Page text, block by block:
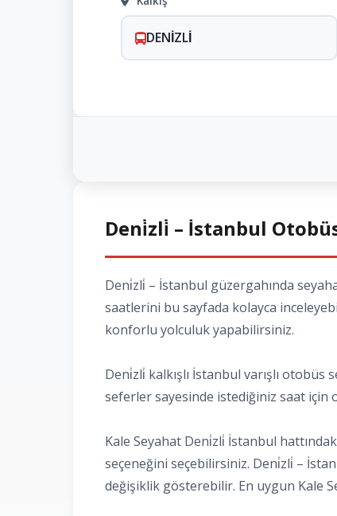
DENİZLİ
Deni̇zli̇ – İstanbul
Deni̇zli̇ – İstanbul güzergahında
saatlerini bu sayfada kolayca
konforlu yolculuk yapabilirsiniz.
Deni̇zli̇ kalkışlı İstanbul varışlı
seferler sayesinde istediğiniz saat için
Kale Seyahat Deni̇zli̇ İstanbul
seçeneğini seçebilirsiniz. Deni̇zli̇ –
değişiklik gösterebilir. En uygun Kale